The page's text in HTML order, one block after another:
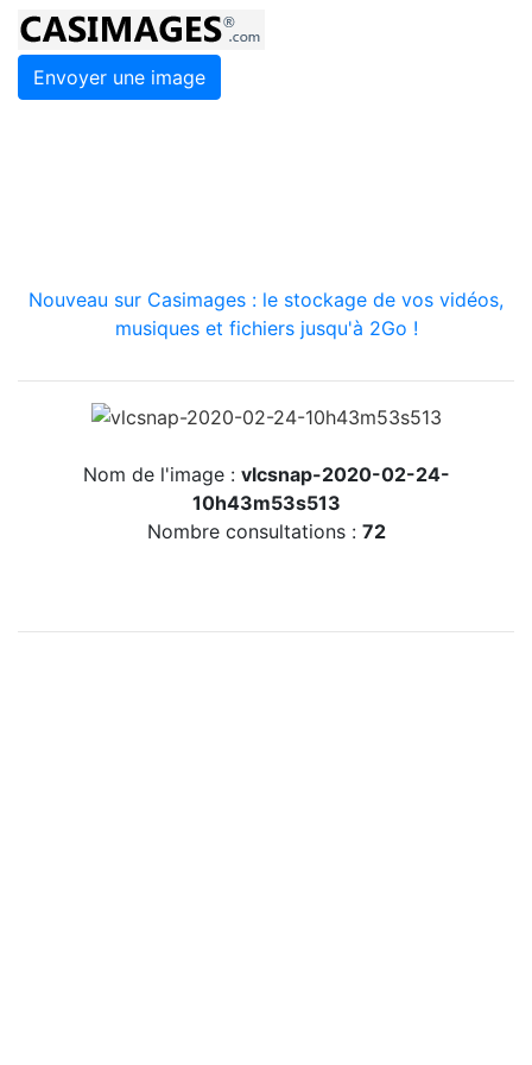
Envoyer une image
Nouveau sur Casimages : le stockage de vos vidéos,
musiques et fichiers jusqu'à 2Go !
Nom de l'image : vlcsnap-2020-02-24-
10h43m53s513
Nombre consultations : 72